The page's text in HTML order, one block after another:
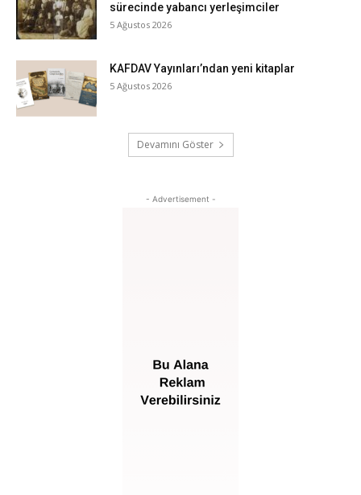
sürecinde yabancı yerleşimciler
5 Ağustos 2026
KAFDAV Yayınları’ndan yeni kitaplar
5 Ağustos 2026
Devamını Göster
- Advertisement -